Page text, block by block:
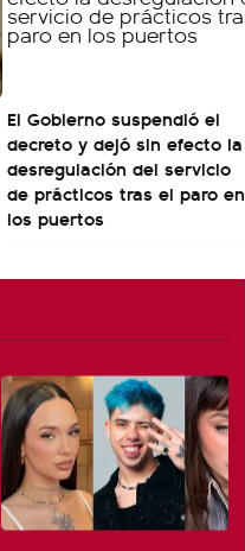
El Gobierno suspendió el
decreto y dejó sin efecto la
desregulación del servicio
de prácticos tras el paro en
los puertos